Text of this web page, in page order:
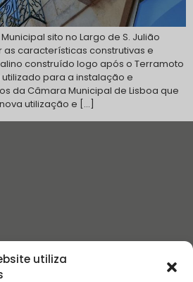
utiliza
sito no Largo de S. Julião
características construtivas e
construído logo após o Terramoto
utilizado para a instalação e
da Câmara Municipal de Lisboa que
utilização e […]